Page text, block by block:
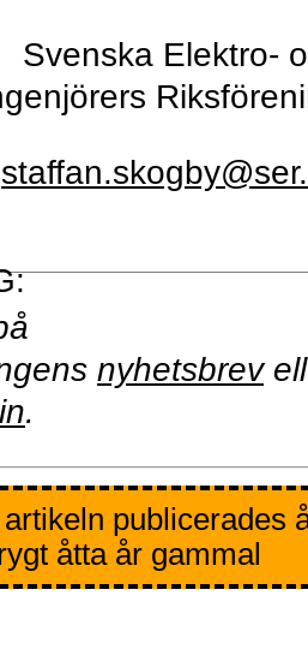
Svenska Elektro-
nyhetsbrev
.
publicerades
åtta år gammal